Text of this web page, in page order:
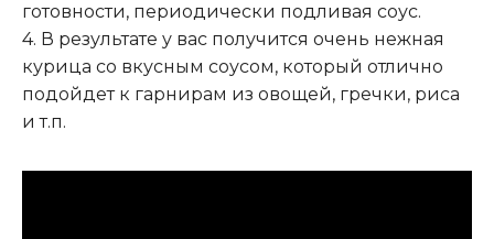
готовности, периодически подливая соус.
4. В результате у вас получится очень нежная
курица со вкусным соусом, который отлично
подойдет к гарнирам из овощей, гречки, риса
и т.п.